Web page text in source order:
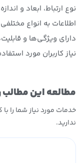
نوع ارتباط، ابعاد و
اطلاعات به انواع
دارای ویژگی‌ها و
نیاز کاربران مورد
مطالعه این
خدمات مورد نیاز شما را
ندارید.